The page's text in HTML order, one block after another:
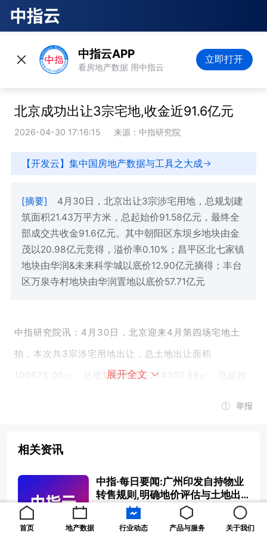
中指云APP
看房地产数据 用中指云
立即打开
北京成功出让3宗宅地,收金近91.6亿元
2026-04-30 17:16:15 来源：中指研究院
【开发云】集中国房地产数据与工具之大成
[摘要]
4月30日，北京出让3宗涉宅用地，总规划建
筑面积21.43万平方米，总起始价91.58亿元，最终全
部成交共收金91.6亿元。其中朝阳区东坝乡地块由金
茂以20.98亿元竞得，溢价率0.10%；昌平区北七家镇
地块由华润&未来科学城以底价12.90亿元摘得；丰台
区万泉寺村地块由华润置地以底价57.71亿元
中指研究院讯：4月30日，北京迎来4月第四场宅地土
拍，本次共3宗涉宅用地出让，总土地出让面积
100875.05㎡，总规划建筑面积214307.59㎡，总起始
1105-01地块二类城镇住宅用地，编号京土储挂
(朝)[2026]016号，土地出让面积25550.38㎡，规划建
筑面积51100.76㎡，容积率2.0，起始价20.96亿元，起
展开全文
举报
相关资讯
中指·每日要闻:广州印发自持物业
转售规则,明确地价评估与土地出
让金计收
2026-05-14 08:40:08
首页 地产数据 行业动态 产品与服务 关于我们